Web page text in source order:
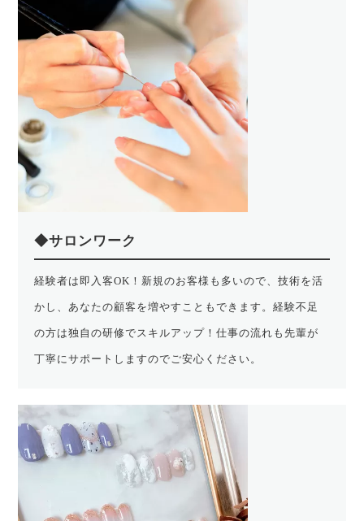
◆サロンワーク
経験者は即入客OK！新規のお客様も多いので、技術を活
かし、あなたの顧客を増やすこともできます。経験不足
の方は独自の研修でスキルアップ！仕事の流れも先輩が
丁寧にサポートしますのでご安心ください。